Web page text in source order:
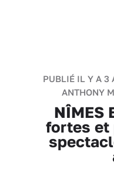
PUBLIÉ IL Y A 3
ANTHONY
NÎMES
fortes et